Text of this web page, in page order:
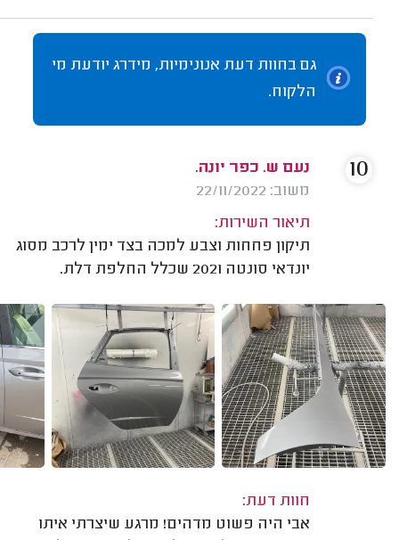
גם בחוות דעת אנונימיות, מידרג יודעת מי
הלקוח.
נעם ש. כפר יונה.
משוב: 22/11/2022
תיאור השירות:
תיקון פחחות וצבע למכה בצד ימין לרכב מסוג
יונדאי סונטה 2021 שכלל החלפת דלת.
חוות דעת:
אבי היה פשוט מדהים! מרגע שיצרתי איתו
10